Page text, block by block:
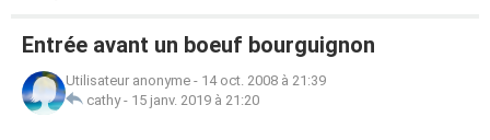
Entrée avant un boeuf bourguignon
Utilisateur anonyme - 14 oct. 2008 à 21:39
cathy- 15 janv. 2019 à 21:20